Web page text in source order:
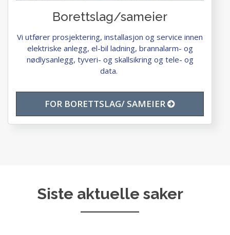
Borettslag/sameier
Vi utfører prosjektering, installasjon og service innen
elektriske anlegg, el-bil ladning, brannalarm- og
nødlysanlegg, tyveri- og skallsikring og tele- og
data.
FOR BORETTSLAG/ SAMEIER
Siste aktuelle saker